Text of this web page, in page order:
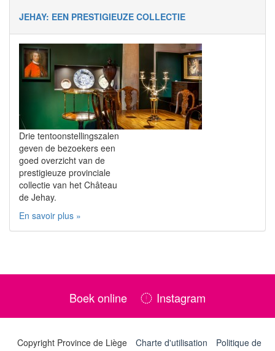
JEHAY: EEN PRESTIGIEUZE COLLECTIE
Drie tentoonstellingszalen
geven de bezoekers een
goed overzicht van de
prestigieuze provinciale
collectie van het Château
de Jehay.
En savoir plus »
Boek online Instagram
Copyright Province de Liège Charte d'utilisation
Politique de